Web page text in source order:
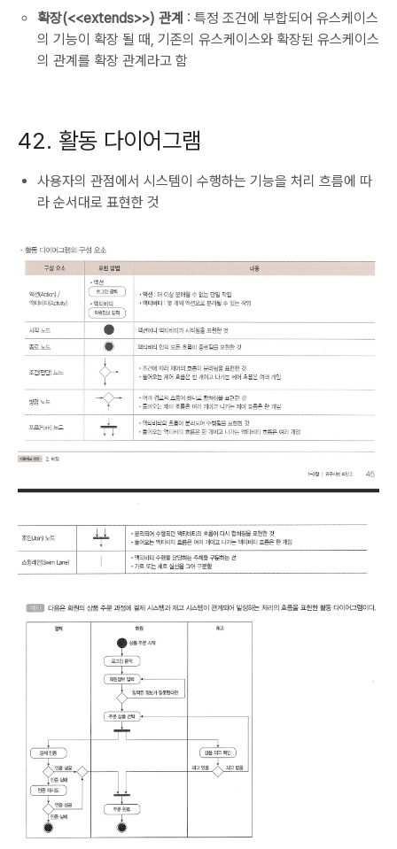
확장(<<extends>>) 관계 : 특정 조건에 부합되어 유스케이스
의 기능이 확장 될 때, 기존의 유스케이스와 확장된 유스케이스
의 관계를 확장 관계라고 함
42. 활동 다이어그램
사용자의 관점에서 시스템이 수행하는 기능을 처리 흐름에 따
라 순서대로 표현한 것